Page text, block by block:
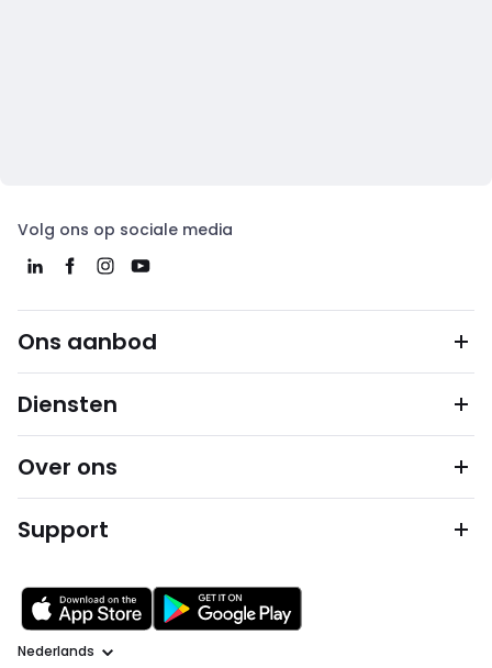
Volg ons op sociale media
Ons aanbod
Diensten
Over ons
Support
Taal